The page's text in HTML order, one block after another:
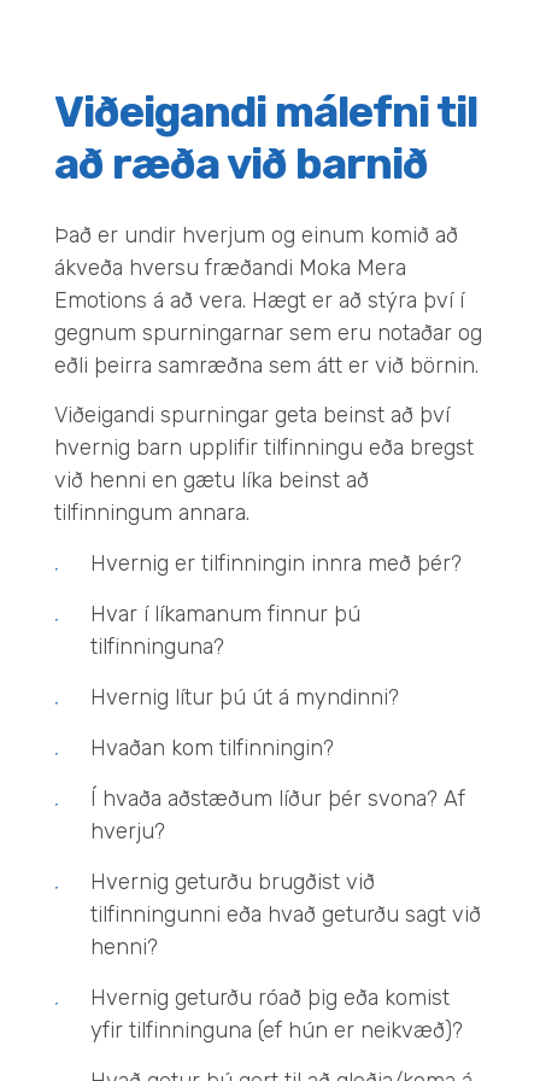
Viðeigandi málefni til
að ræða við barnið
Það er undir hverjum og einum komið að
ákveða hversu fræðandi Moka Mera
Emotions á að vera. Hægt er að stýra því í
gegnum spurningarnar sem eru notaðar og
eðli þeirra samræðna sem átt er við börnin.
Viðeigandi spurningar geta beinst að því
hvernig barn upplifir tilfinningu eða bregst
við henni en gætu líka beinst að
tilfinningum annara.
Hvernig er tilfinningin innra með þér?
Hvar í líkamanum finnur þú
tilfinninguna?
Hvernig lítur þú út á myndinni?
Hvaðan kom tilfinningin?
Í hvaða aðstæðum líður þér svona? Af
hverju?
Hvernig geturðu brugðist við
tilfinningunni eða hvað geturðu sagt við
henni?
Hvernig geturðu róað þig eða komist
yfir tilfinninguna (ef hún er neikvæð)?